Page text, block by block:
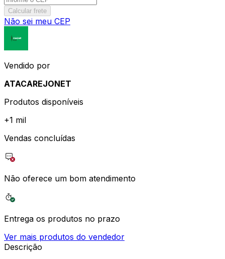
Calcular frete
Não sei meu CEP
Vendido por
ATACAREJONET
Produtos disponíveis
+1 mil
Vendas concluídas
Não oferece um bom atendimento
Entrega os produtos no prazo
Ver mais produtos do vendedor
Descrição